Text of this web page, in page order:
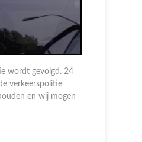
wordt gevolgd. 24
verkeerspolitie
en wij mogen